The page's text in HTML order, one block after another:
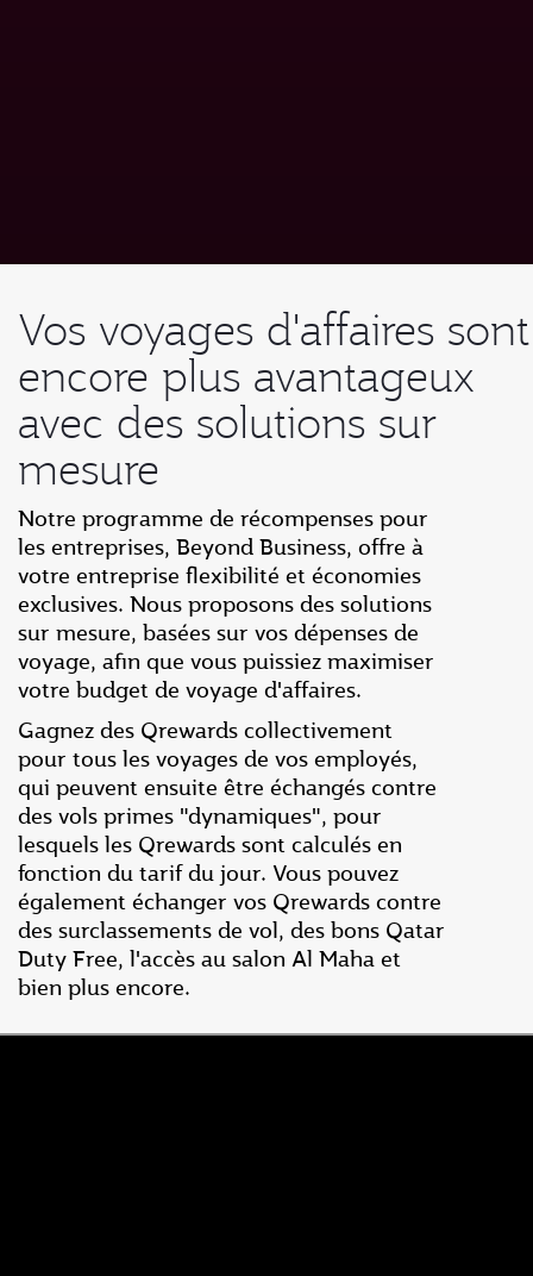
Vos voyages d'affaires sont
encore plus avantageux
avec des solutions sur
mesure
Notre programme de récompenses pour
les entreprises, Beyond Business, offre à
votre entreprise flexibilité et économies
exclusives. Nous proposons des solutions
sur mesure, basées sur vos dépenses de
voyage, afin que vous puissiez maximiser
votre budget de voyage d'affaires.
Gagnez des Qrewards collectivement
pour tous les voyages de vos employés,
qui peuvent ensuite être échangés contre
des vols primes "dynamiques", pour
lesquels les Qrewards sont calculés en
fonction du tarif du jour. Vous pouvez
également échanger vos Qrewards contre
des surclassements de vol, des bons Qatar
Duty Free, l'accès au salon Al Maha et
bien plus encore.